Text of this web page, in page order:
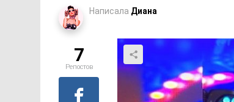
Написала Диана
7
Репостов